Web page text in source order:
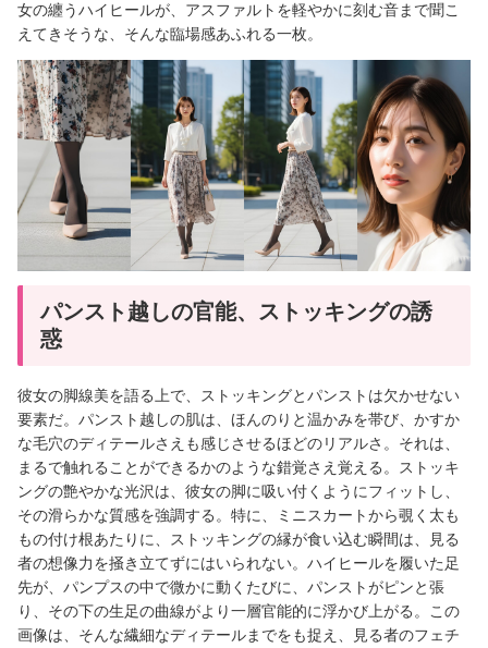
女の纏うハイヒールが、アスファルトを軽やかに刻む音まで聞こ
えてきそうな、そんな臨場感あふれる一枚。
パンスト越しの官能、ストッキングの誘
惑
彼女の脚線美を語る上で、ストッキングとパンストは欠かせない
要素だ。パンスト越しの肌は、ほんのりと温かみを帯び、かすか
な毛穴のディテールさえも感じさせるほどのリアルさ。それは、
まるで触れることができるかのような錯覚さえ覚える。ストッキ
ングの艶やかな光沢は、彼女の脚に吸い付くようにフィットし、
その滑らかな質感を強調する。特に、ミニスカートから覗く太も
もの付け根あたりに、ストッキングの縁が食い込む瞬間は、見る
者の想像力を掻き立てずにはいられない。ハイヒールを履いた足
先が、パンプスの中で微かに動くたびに、パンストがピンと張
り、その下の生足の曲線がより一層官能的に浮かび上がる。この
画像は、そんな繊細なディテールまでをも捉え、見る者のフェチ